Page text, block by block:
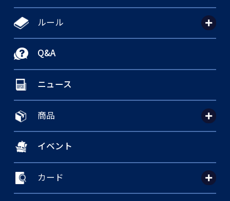
ルール
Q&A
ニュース
商品
イベント
カード